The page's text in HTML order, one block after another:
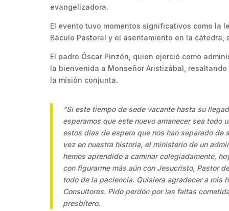
evangelizadora.
El evento tuvo momentos significativos como la
Báculo Pastoral y el asentamiento en la
El padre Óscar Pinzón, quien ejerció como
la bienvenida a Monseñor Aristizábal,
la misión conjunta.
“Si este tiempo de sede vacante hasta su
esperamos que este nuevo amanecer sea todo
estos días de espera que nos han separado de
vez en nuestra historia, el ministerio de un
hemos aprendido a caminar colegiadamente,
con figurarme más aún con Jesucristo, Pastor
todo de la paciencia. Quisiera agradecer a mis
Consultores. Pido perdón por las faltas
presbítero.